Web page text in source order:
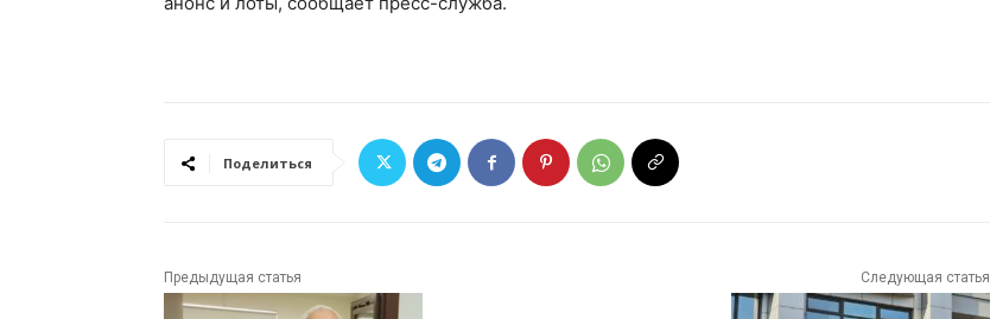
Поделиться
Предыдущая статья Следующая статья